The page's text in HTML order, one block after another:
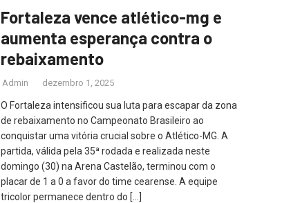
Fortaleza vence atlético-mg e
aumenta esperança contra o
rebaixamento
Admin dezembro 1, 2025
O Fortaleza intensificou sua luta para escapar da zona
de rebaixamento no Campeonato Brasileiro ao
conquistar uma vitória crucial sobre o Atlético-MG. A
partida, válida pela 35ª rodada e realizada neste
domingo (30) na Arena Castelão, terminou com o
placar de 1 a 0 a favor do time cearense. A equipe
tricolor permanece dentro do […]